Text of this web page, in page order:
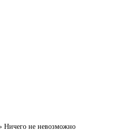
Ничего не невозможно